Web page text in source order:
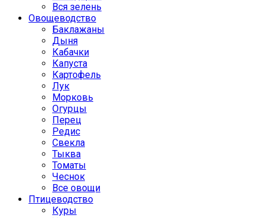
Вся зелень
Овощеводство
Баклажаны
Дыня
Кабачки
Капуста
Картофель
Лук
Морковь
Огурцы
Перец
Редис
Свекла
Тыква
Томаты
Чеснок
Все овощи
Птицеводство
Куры